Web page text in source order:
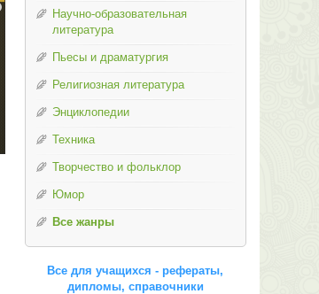
Научно-образовательная
литература
Пьесы и драматургия
Религиозная литература
Энциклопедии
Техника
Творчество и фольклор
Юмор
Все жанры
Все для учащихся - рефераты,
дипломы, справочники